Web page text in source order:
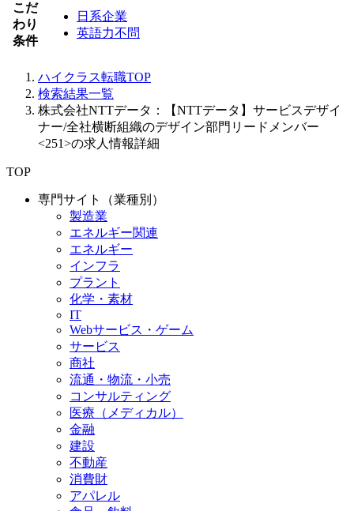
こだ
わり
条件
日系企業
英語力不問
ハイクラス転職TOP
検索結果一覧
株式会社NTTデータ：【NTTデータ】サービスデザイ
ナー/全社横断組織のデザイン部門リードメンバー
<251>の求人情報詳細
TOP
専門サイト（業種別）
製造業
エネルギー関連
エネルギー
インフラ
プラント
化学・素材
IT
Webサービス・ゲーム
サービス
商社
流通・物流・小売
コンサルティング
医療（メディカル）
金融
建設
不動産
消費財
アパレル